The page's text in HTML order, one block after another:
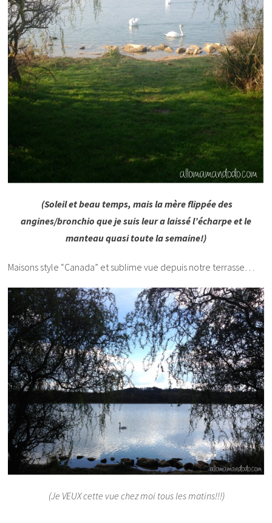
(Soleil et beau temps, mais la mère flippée des
angines/bronchio que je suis leur a laissé l’écharpe et le
manteau quasi toute la semaine!)
Maisons style “Canada” et sublime vue depuis notre terrasse…
(Je VEUX cette vue chez moi tous les matins!!!)